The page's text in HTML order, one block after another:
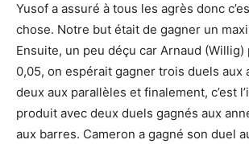
Yusof a assuré à tous les agrès donc
chose. Notre but était de gagner un
Ensuite, un peu déçu car Arnaud
0,05, on espérait gagner trois duels aux
deux aux parallèles et finalement, c’est
produit avec deux duels gagnés aux
aux barres. Cameron a gagné son duel